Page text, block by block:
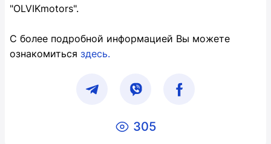
"OLVIKmotors".
С более подробной информацией Вы можете
ознакомиться здесь.
305